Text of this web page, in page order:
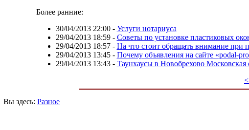
Более ранние:
30/04/2013 22:00- Услуги нотариуса
29/04/2013 18:59- Советы по установке пластиковых
29/04/2013 18:57- На что стоит обращать внимание при
29/04/2013 13:45- Почему объявления на сайте «podal-
29/04/2013 13:43- Таунхаусы в Новобрехово Московская
Вы здесь: Разное